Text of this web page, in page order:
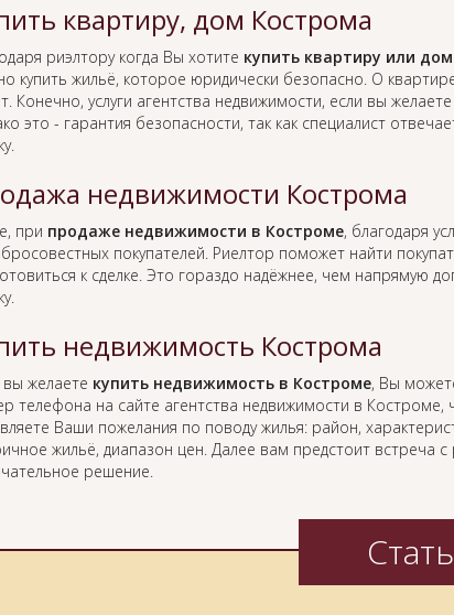
квартиру, дом Кострома
риэлтору когда Вы хотите купить квартиру или
купить жильё, которое юридически безопасно. О
Конечно, услуги агентства недвижимости, если вы
это - гарантия безопасности, так как специалист
недвижимости Кострома
при продаже недвижимости в Костроме, благодаря
покупателей. Риелтор поможет найти
к сделке. Это гораздо надёжнее, чем напрямую
недвижимость Кострома
вы желаете купить недвижимость в Костроме, Вы
телефона на сайте агентства недвижимости в Костроме,
Ваши пожелания по поводу жилья: район,
жильё, диапазон цен. Далее вам предстоит
решение.